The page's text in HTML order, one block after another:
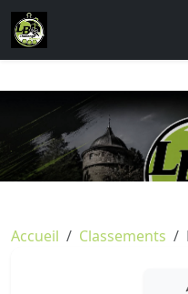
Accueil Classements